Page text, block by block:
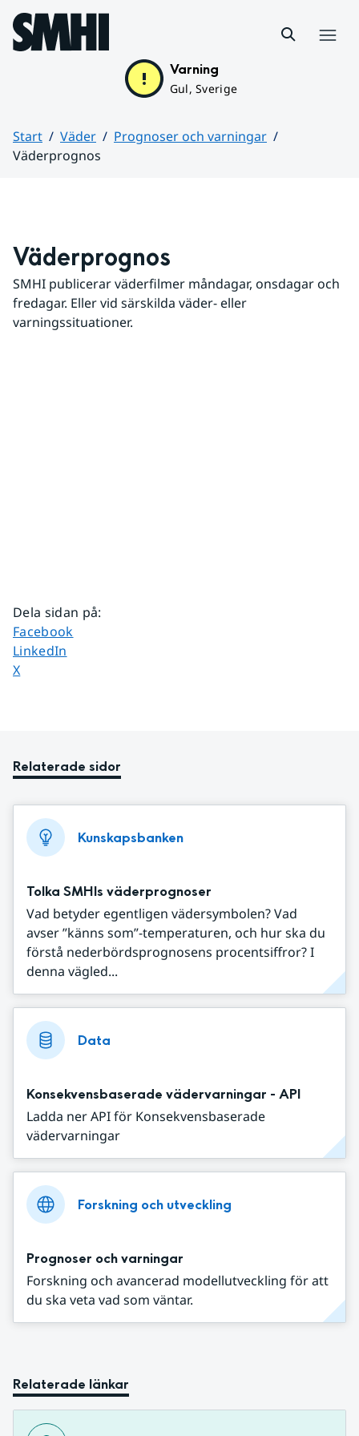
Hoppa till sidans innehåll
Varning
Gul, Sverige
Start Väder
Prognoser och varningar
Väderprognos
Väderprognos
SMHI publicerar väderfilmer måndagar, onsdagar och
fredagar. Eller vid särskilda väder- eller
varningssituationer.
Dela sidan på:
Dela sidan på
Facebook
Dela sidan på
LinkedIn
Dela sidan på
X
Relaterade sidor
Kunskapsbanken
Tolka SMHIs väderprognoser
Vad betyder egentligen vädersymbolen? Vad
avser ”känns som”-temperaturen, och hur ska du
förstå nederbördsprognosens procentsiffror? I
denna vägled...
Data
Konsekvensbaserade vädervarningar - API
Ladda ner API för Konsekvensbaserade
vädervarningar
Forskning och utveckling
Prognoser och varningar
Forskning och avancerad modellutveckling för att
du ska veta vad som väntar.
Relaterade länkar